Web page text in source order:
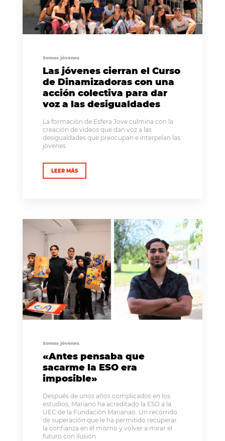
Somos jóvenes
Las jóvenes cierran el Curso
de Dinamizadoras con una
acción colectiva para dar
voz a las desigualdades
La formación de Esfera Jove culmina con la
creación de videos que dan voz a las
desigualdades que preocupan e interpelan las
jóvenes
LEER MÁS
Somos jóvenes
«Antes pensaba que
sacarme la ESO era
imposible»
Después de unos años complicados en los
estudios, Mariano ha acreditado la ESO a la
UEC de la Fundación Marianao. Un recorrido
de superación que le ha permitido recuperar
la confianza en él mismo y volver a mirar el
futuro con ilusión